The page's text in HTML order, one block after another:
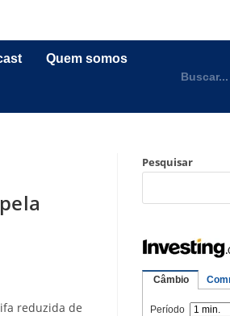
Quem somos
reduzida de
Pesquisar